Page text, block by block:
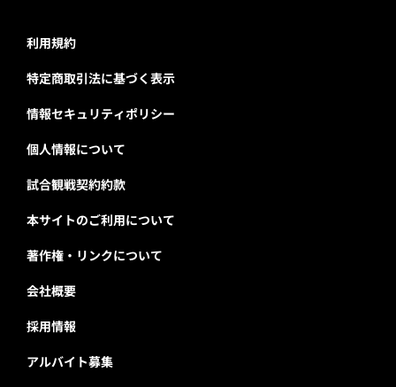
利用規約
特定商取引法に基づく表示
情報セキュリティポリシー
個人情報について
試合観戦契約約款
本サイトのご利用について
著作権・リンクについて
会社概要
採用情報
アルバイト募集